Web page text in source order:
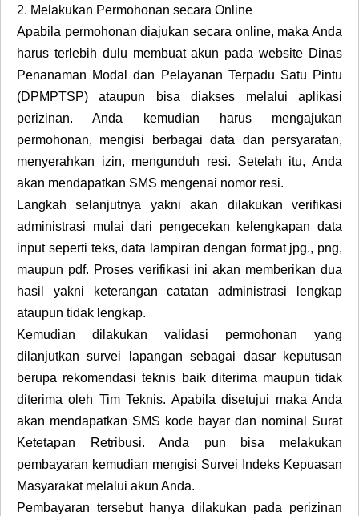
2. Melakukan Permohonan secara Online
Apabila permohonan diajukan secara online, maka Anda
harus terlebih dulu membuat akun pada website Dinas
Penanaman Modal dan Pelayanan Terpadu Satu Pintu
(DPMPTSP) ataupun bisa diakses melalui aplikasi
perizinan. Anda kemudian harus mengajukan
permohonan, mengisi berbagai data dan persyaratan,
menyerahkan izin, mengunduh resi. Setelah itu, Anda
akan mendapatkan SMS mengenai nomor resi.
Langkah selanjutnya yakni akan dilakukan verifikasi
administrasi mulai dari pengecekan kelengkapan data
input seperti teks, data lampiran dengan format jpg., png,
maupun pdf. Proses verifikasi ini akan memberikan dua
hasil yakni keterangan catatan administrasi lengkap
ataupun tidak lengkap.
Kemudian dilakukan validasi permohonan yang
dilanjutkan survei lapangan sebagai dasar keputusan
berupa rekomendasi teknis baik diterima maupun tidak
diterima oleh Tim Teknis. Apabila disetujui maka Anda
akan mendapatkan SMS kode bayar dan nominal Surat
Ketetapan Retribusi. Anda pun bisa melakukan
pembayaran kemudian mengisi Survei Indeks Kepuasan
Masyarakat melalui akun Anda.
Pembayaran tersebut hanya dilakukan pada perizinan